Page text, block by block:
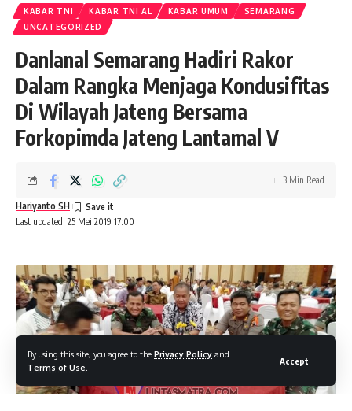
By using this site, you agree to the Privacy Policy and
Terms of Use
Accept
KABAR TNI KABAR TNI AL KABAR UMUM
SEMARANG
UNCATEGORIZED
Danlanal Semarang Hadiri Rakor
Dalam Rangka Menjaga Kondusifitas
Di Wilayah Jateng Bersama
Forkopimda Jateng Lantamal V
Last updated: 25 Mei 2019 17:00
Hariyanto SH
3 Min Read